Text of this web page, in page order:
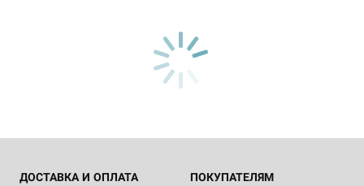
ДОСТАВКА И ОПЛАТА ПОКУПАТЕЛЯМ